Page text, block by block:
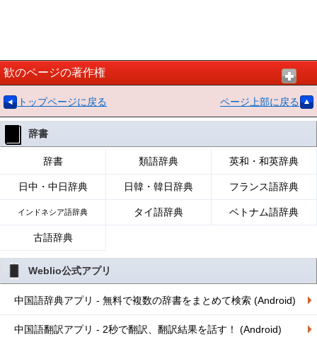
歓のページの著作権
トップページに戻る ページ上部に戻る
辞書
辞書 類語辞典 英和・和英辞典
日中・中日辞典 日韓・韓日辞典 フランス語辞典
インドネシア語辞典 タイ語辞典 ベトナム語辞典
古語辞典
Weblio公式アプリ
中国語辞典アプリ - 無料で複数の辞書をまとめて検索 (Android)
中国語翻訳アプリ - 2秒で翻訳、翻訳結果を話す！ (Android)